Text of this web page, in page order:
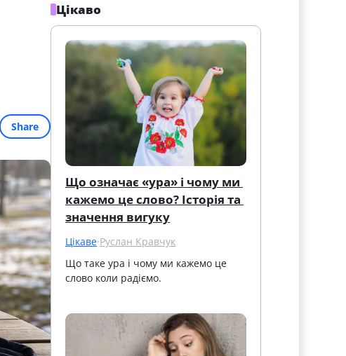
Share
Цікаво
Що означає «ура» і чому ми
кажемо це слово? Історія та
значення вигуку
Цікаве·Руслан Кравчук
Що таке ура і чому ми кажемо це
слово коли радіємо.